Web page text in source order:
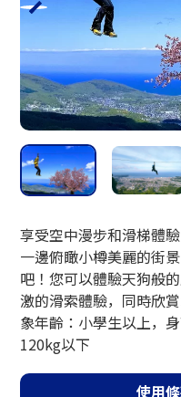
享受空中漫步和滑梯體
一邊俯瞰小樽美麗的街
吧！您可以體驗天狗般
激的滑索體驗，同時欣
象年齡：小學生以上，
120kg以下
使用